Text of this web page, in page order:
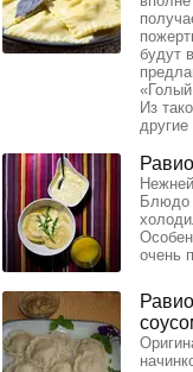
будут
Из
Блюдо
очень